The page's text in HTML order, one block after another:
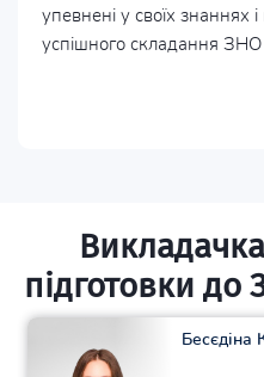
упевнені у своїх знаннях і
успішного складання ЗНО
підготовки до
Бесєдіна